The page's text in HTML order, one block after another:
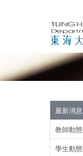
最新消息
教師動態
學生動態